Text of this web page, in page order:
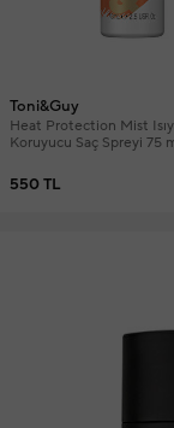
Toni&Guy
Heat Protection Mist
Koruyucu Saç Spreyi 75
550 TL